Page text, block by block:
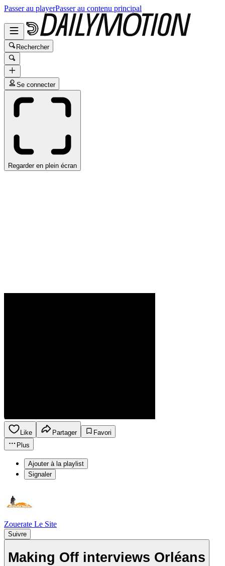
Passer au playerPasser au contenu principal
Rechercher
Se connecter
Regarder en plein écran
Like Partager
Favori
Plus
Ajouter à la playlist
Signaler
Zouerate Le Site
Suivre
Making Off interviews Orléans